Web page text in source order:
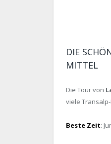
DIE
MITTEL
Die Tour von
viele
Beste Zeit: